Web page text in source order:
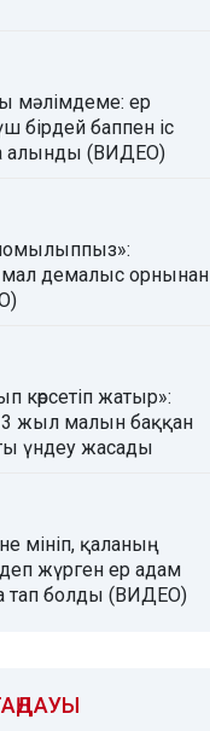
мәлімдеме: ер
бірдей баппен іс
алынды (ВИДЕО)
демалыс орнынан
көрсетіп жатыр»:
жыл малын баққан
үндеу жасады
мініп, қаланың
жүрген ер адам
тап болды (ВИДЕО)